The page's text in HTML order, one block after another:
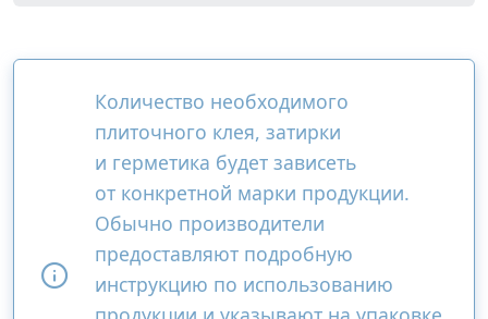
Количество необходимого
плиточного клея, затирки
и герметика будет зависеть
от конкретной марки продукции.
Обычно производители
предоставляют подробную
инструкцию по использованию